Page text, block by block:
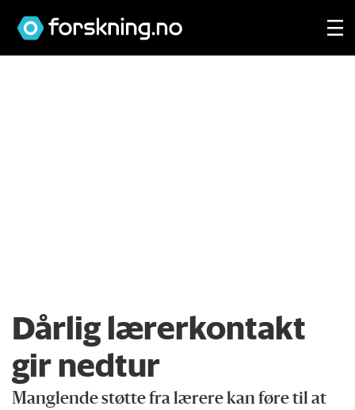
Dårlig lærerkontakt
gir nedtur
Manglende støtte fra lærere kan føre til at